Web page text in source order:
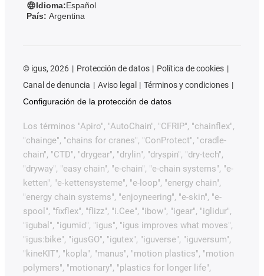
Idioma:Español
País: Argentina
© igus, 2026 Protección de datos
Política de cookies
Canal de denuncia
Aviso legal
Términos y condiciones
Configuración de la protección de datos
Los términos "Apiro", "AutoChain", "CFRIP", "chainflex",
"chainge", "chains for cranes", "ConProtect", "cradle-
chain", "CTD", "drygear", "drylin", "dryspin", "dry-tech",
"dryway", "easy chain", "e-chain", "e-chain systems", "e-
ketten", "e-kettensysteme", "e-loop", "energy chain",
"energy chain systems", "enjoyneering", "e-skin", "e-
spool", "fixflex", "flizz", "i.Cee", "ibow", "igear", "iglidur",
"igubal", "igumid", "igus", "igus improves what moves",
"igus:bike", "igusGO", "igutex", "iguverse", "iguversum",
"kineKIT", "kopla", "manus", "motion plastics", "motion
polymers", "motionary", "plastics for longer life",